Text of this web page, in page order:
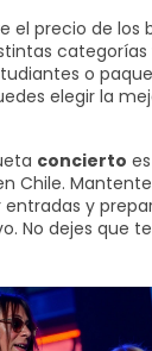
el precio de los
o
elegir la
concierto
Chile.
y
No dejes que